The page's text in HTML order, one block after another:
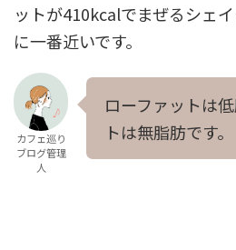
ットが410kcalでまぜるシェ
に一番近いです。
カフェ巡り
ブログ管理
人
ローファットは
トは無脂肪です。